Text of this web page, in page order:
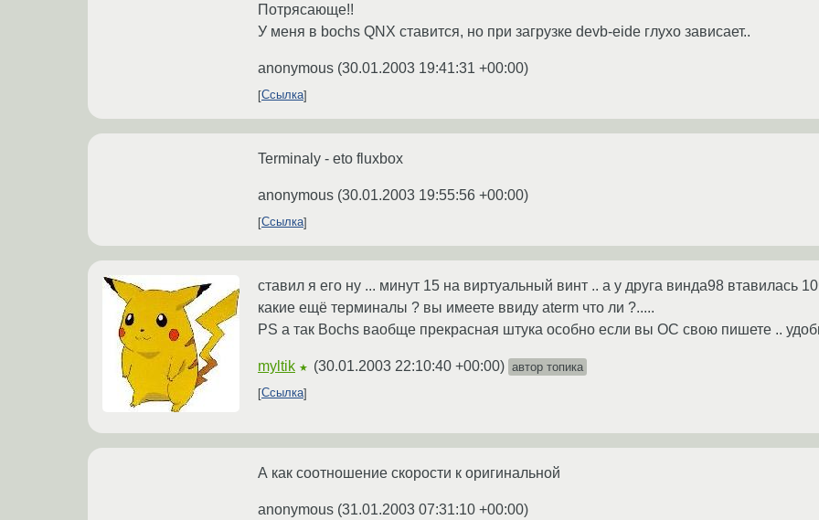
Потрясающе!!
У меня в bochs QNX ставится, но при загрузке devb-eide глухо зависает..
anonymous (30.01.2003 19:41:31 +00:00)
Ссылка
Terminaly - eto fluxbox
anonymous (30.01.2003 19:55:56 +00:00)
Ссылка
ставил я его ну ... минут 15 на виртуальный винт .. а у друга винда98 втавилась
какие ещё терминалы ? вы имеете ввиду aterm что ли ?.....
PS а так Bochs ваобще прекрасная штука особно если вы ОС свою пишете ..
myltik ★ (30.01.2003 22:10:40 +00:00) автор топика
Ссылка
А как соотношение скорости к оригинальной
anonymous (31.01.2003 07:31:10 +00:00)